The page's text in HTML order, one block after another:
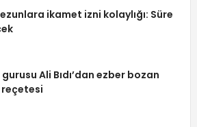
ikamet izni kolaylığı: Süre
Ali Bıdı’dan ezber bozan
reçetesi